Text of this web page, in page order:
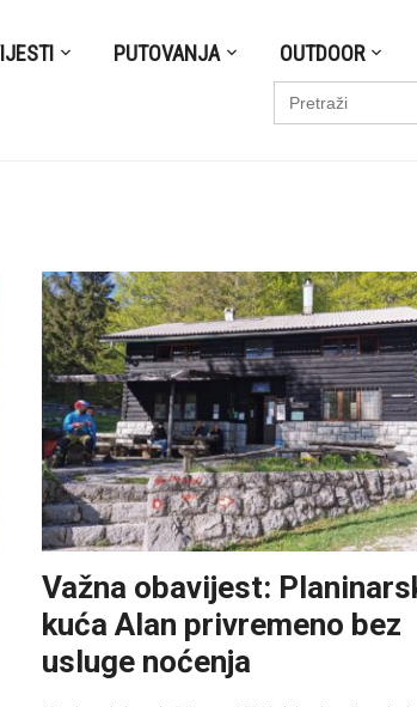
PUTOVANJA OUTDOOR
Search
for:
Važna obavijest:
kuća Alan privremeno bez
usluge noćenja